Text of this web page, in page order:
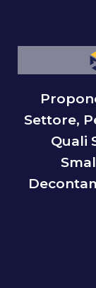
Settore,
Quali